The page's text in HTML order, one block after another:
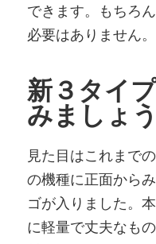
できます。もちろ
必要はありません。
新３タイ
みましょう
見た目はこれまで
の機種に正面から
ゴが入りました。
に軽量で丈夫なも